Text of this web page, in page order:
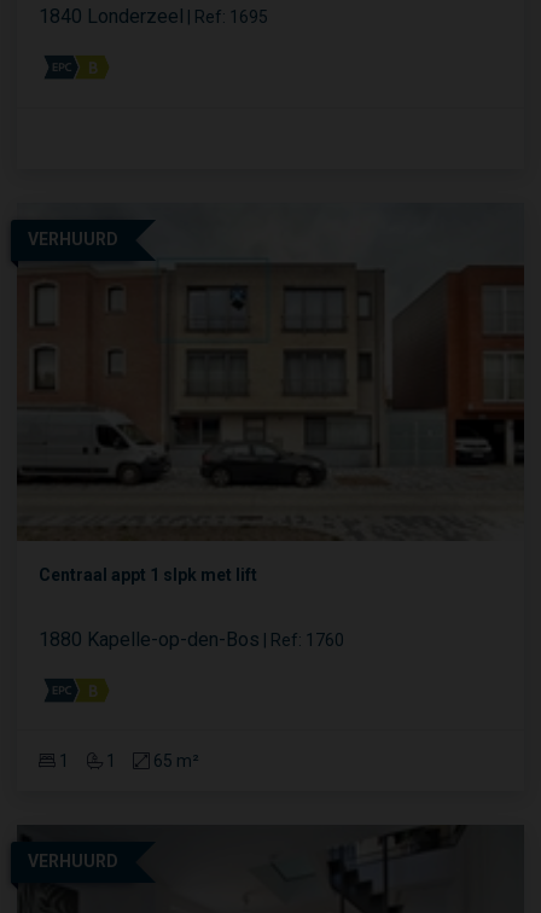
1840 Londerzeel Ref: 1695
VERHUURD
Centraal appt 1 slpk met lift
1880 Kapelle-op-den-Bos Ref: 1760
1 1 65 m²
VERHUURD